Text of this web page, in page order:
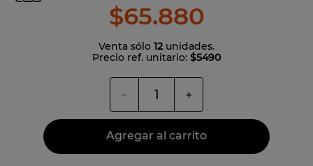
$65.880
Venta sólo 12 unidades.
Precio ref. unitario: $5490
＋
－
Agregar al carrito